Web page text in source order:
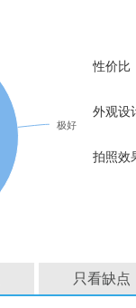
极好
性价比
外观设
拍照效
只看缺点